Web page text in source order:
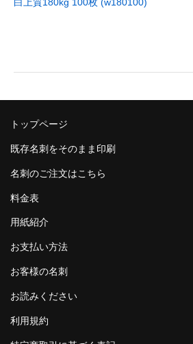
トップページ
既存名刺をそのまま印刷
名刺のご注文はこちら
料金表
用紙紹介
お支払い方法
お客様の名刺
お読みください
利用規約